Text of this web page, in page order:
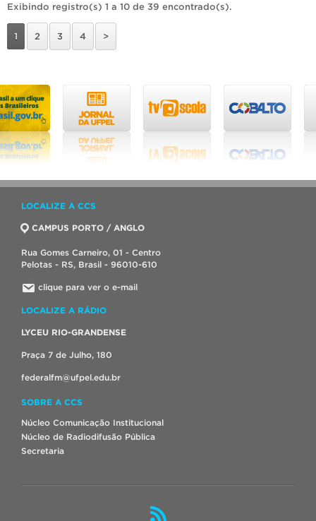
Exibindo registro(s) 1 a 10 de 39 encontrado(s).
1 2 3 4 >
LOCALIZE A CCS
CAMPUS PORTO / ANGLO
Rua Gomes Carneiro, 01 - Centro
Pelotas - RS, Brasil - 96010-610
clique para ver o e-mail
LOCALIZE A RÁDIO
LYCEU RIO-GRANDENSE
Praça 7 de Julho, 180
federalfm@ufpel.edu.br
SOBRE A CCS
Núcleo Comunicação Institucional
Núcleo de Radiodifusão Pública
Secretaria